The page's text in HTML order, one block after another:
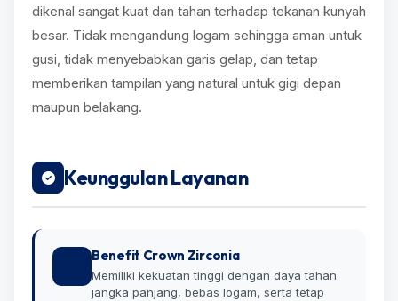
dikenal sangat kuat dan tahan terhadap tekanan kunyah
besar. Tidak mengandung logam sehingga aman untuk
gusi, tidak menyebabkan garis gelap, dan tetap
memberikan tampilan yang natural untuk gigi depan
maupun belakang.
Keunggulan Layanan
Benefit Crown Zirconia
Memiliki kekuatan tinggi dengan daya tahan
jangka panjang, bebas logam, serta tetap